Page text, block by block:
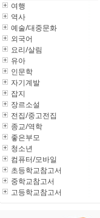
여행
역사
예술/대중문화
외국어
요리/살림
유아
인문학
자기계발
잡지
장르소설
전집/중고전집
종교/역학
좋은부모
청소년
컴퓨터/모바일
초등학교참고서
중학교참고서
고등학교참고서